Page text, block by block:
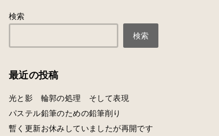
検索
検索
最近の投稿
光と影 輪郭の処理 そして表現
パステル鉛筆のための鉛筆削り
暫く更新お休みしていましたが再開です